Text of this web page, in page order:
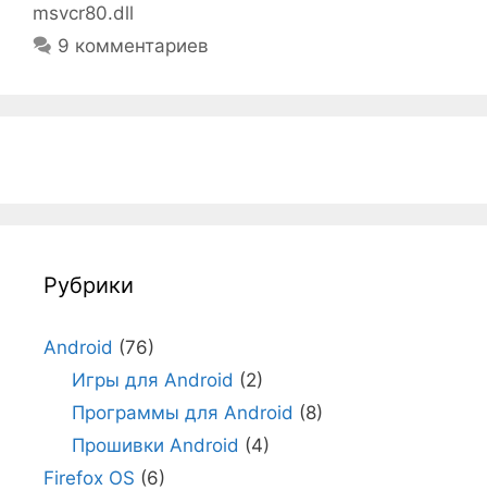
msvcr80.dll
9 комментариев
Рубрики
Android (76)
Игры для Android (2)
Программы для Android (8)
Прошивки Android (4)
Firefox OS (6)